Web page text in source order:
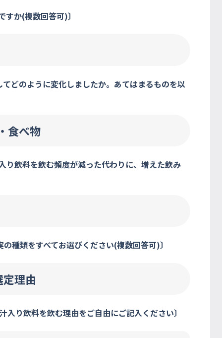
か(複数回答可)〕
どのように変化しましたか。あてはまるものを以
食べ物
飲料を飲む頻度が減った代わりに、増えた飲み
種類をすべてお選びください(複数回答可)〕
理由
り飲料を飲む理由をご自由にご記入ください〕